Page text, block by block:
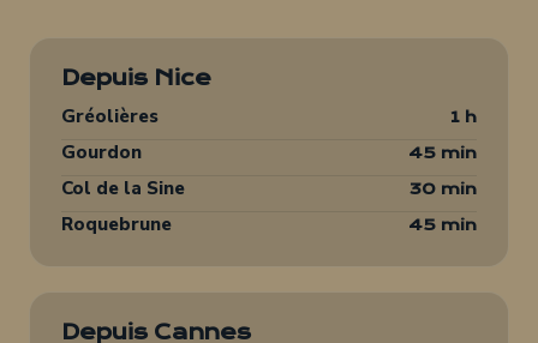
Depuis Nice
Gréolières
1 h
Gourdon 45 min
Col de la Sine 30 min
Roquebrune 45 min
Depuis Cannes